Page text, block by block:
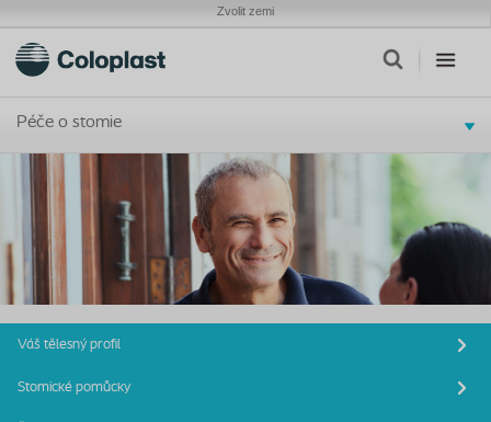
Zvolit zemi
Péče o stomie
Váš tělesný profil
Stomické pomůcky